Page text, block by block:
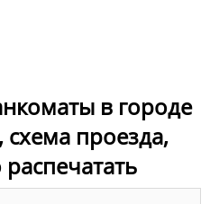
в городе
проезда,